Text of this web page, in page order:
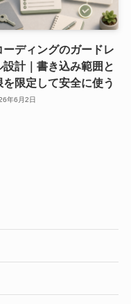
ーディングのガードレ
設計｜書き込み範囲と
を限定して安全に使う
年6月2日